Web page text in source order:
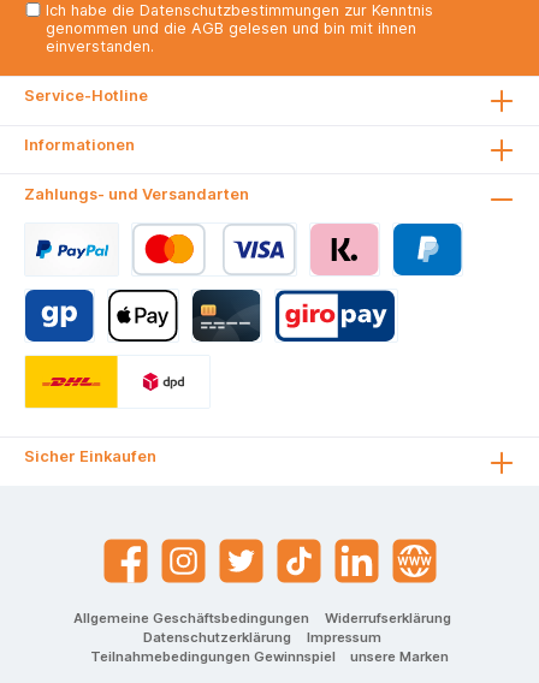
Ich habe die Datenschutzbestimmungen zur Kenntnis
genommen und die AGB gelesen und bin mit ihnen
einverstanden.
Service-Hotline
Informationen
Zahlungs- und Versandarten
Sicher Einkaufen
Allgemeine Geschäftsbedingungen
Widerrufserklärung
Datenschutzerklärung
Impressum
Teilnahmebedingungen Gewinnspiel
unsere Marken